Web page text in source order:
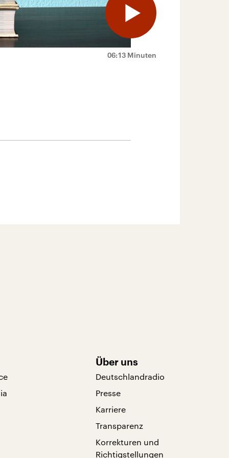
06:13 Minuten
Über uns
Deutschlandradio
Presse
Karriere
Transparenz
Korrekturen und
Richtigstellungen